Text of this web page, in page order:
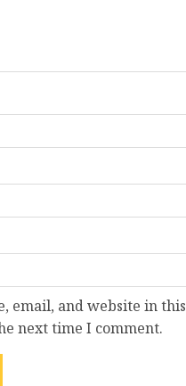
email, and website in this
next time I comment.